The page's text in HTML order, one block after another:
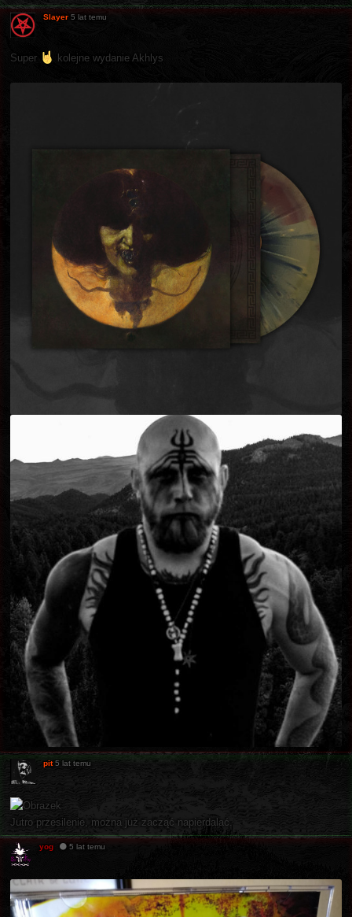
Slayer 5 lat temu
Super kolejne wydanie Akhlys
pit 5 lat temu
Jutro przesilenie, można już zacząć napierdalać.
yog 5 lat temu